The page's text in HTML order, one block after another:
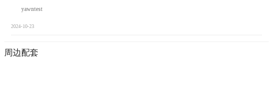
yawntest
2024-10-23
周边配套